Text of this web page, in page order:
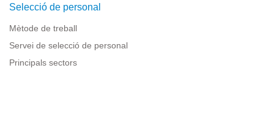
Selecció de personal
Mètode de treball
Servei de selecció de personal
Principals sectors